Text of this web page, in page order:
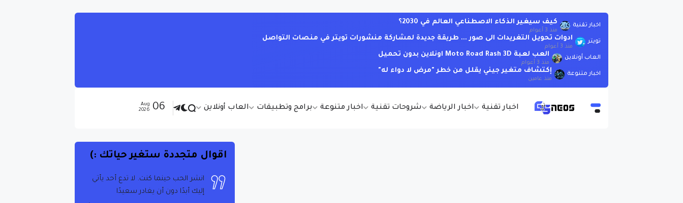
اخبار تقنية اخبار الرياضة شروحات تقنية اخبار متنوعة برامج وتطبيقات العاب أونلاين 06
Aug
2026
اخبار تقنية كيف سيغير الذكاء الاصطناعي العالم في 2030؟
منذ 3 أعوام
تويتر ادوات تحويل التغريدات الى صور ... طريقة جديدة لمشاركة منشورات تويتر في منصات التواصل
منذ 3 أعوام
العاب أونلاين العب لعبة Moto Road Rash 3D اونلاين بدون تحميل
منذ 3 أعوام
اخبار متنوعة إكتشاف متغير جيني يقلل من خطر "مرض لا دواء له"
منذ عامين
اقوال متجددة ستغير حياتك :)
انشر الحب حينما كنت. لا تدع أحد يأتي
إليك أبدًا دون أن يغادر سعيدًا